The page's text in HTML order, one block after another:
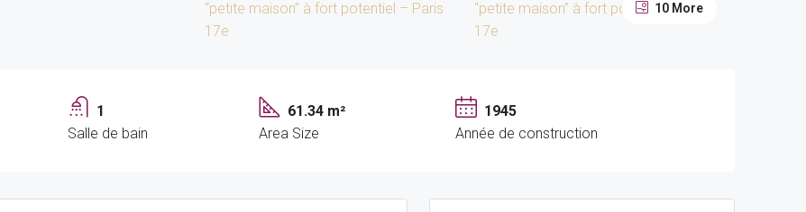
10 More
1
Salle de bain
61.34 m²
Area Size
1945
Année de construction